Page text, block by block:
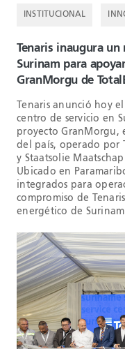
INSTITUCIONAL
Tenaris inaugura
Surinam para
GranMorgu de
Tenaris anunció hoy
centro de servicio en
proyecto GranMorgu,
del país, operado por
y Staatsolie
Ubicado en
integrados para
compromiso de
energético de Surinam.